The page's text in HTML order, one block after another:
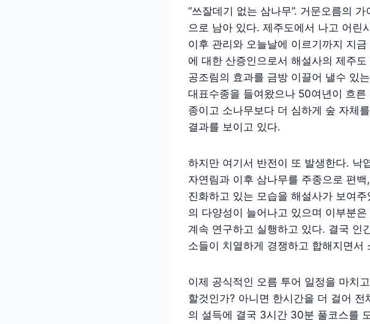
“쓰잘데기 없는 삼나무”. 거문오름의
으로 남아 있다. 제주도에서 나고 어린
이후 관리와 오늘날에 이르기까지 지
에 대한 산증인으로서 해설사의 제주
공조림의 효과를 금방 이끌어 낼수 있
대표수종을 들여왔으나 50여년이 흐
종이고 소나무보다 더 심하게 숲 자체
결과를 보이고 있다.
하지만 여기서 반전이 또 발생한다. 낙
자연림과 이후 삼나무를 주종으로 편
진화하고 있는 모습을 해설사가 보여
의 다양성이 늘어나고 있으며 이부분
계속 연구하고 실행하고 있다. 결국 인
소들이 치열하게 경쟁하고 합해지면
이제 공식적인 오름 투어 일정을 마치
할것인가? 아니면 한시간을 더 걸어
의 설득에 결국 3시간 30분 풀코스를